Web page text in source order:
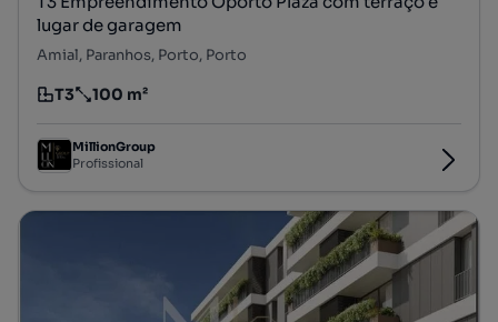
lugar de garagem
Amial, Paranhos, Porto, Porto
Tipologia
T3
Preço por metro quadrado
100 m²
MillionGroup
Profissional